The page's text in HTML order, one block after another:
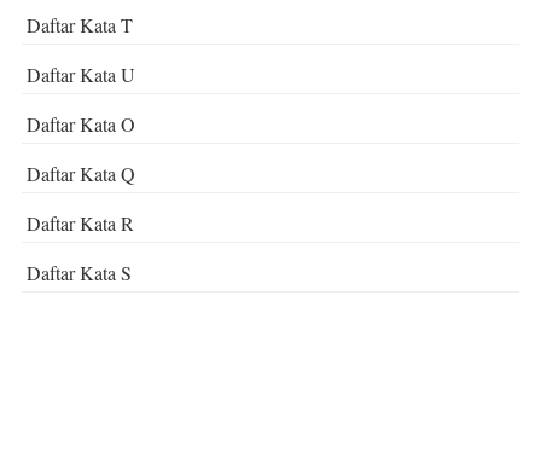
Daftar Kata T
Daftar Kata U
Daftar Kata O
Daftar Kata Q
Daftar Kata R
Daftar Kata S